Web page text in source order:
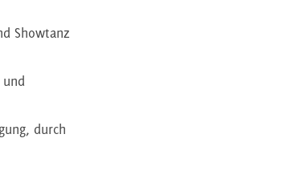
Showtanz
und
durch